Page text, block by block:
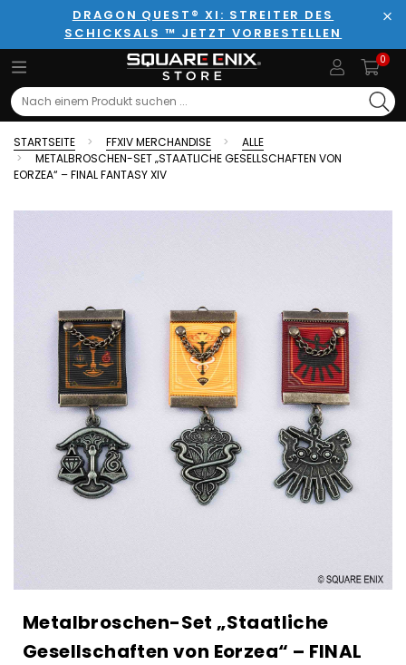
DRAGON QUEST® XI: STREITER DES
SCHICKSALS ™ JETZT VORBESTELLEN
0
Search
STARTSEITE FFXIV MERCHANDISE
ALLE
METALBROSCHEN-SET „STAATLICHE GESELLSCHAFTEN VON
EORZEA“ – FINAL FANTASY XIV
Metalbroschen-Set „Staatliche
Gesellschaften von Eorzea“ – FINAL